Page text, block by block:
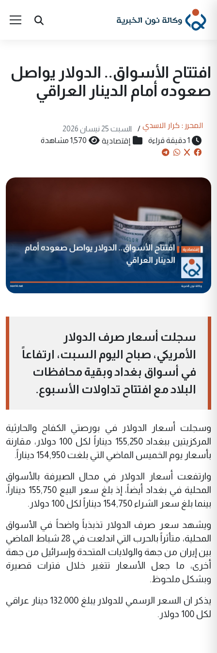
افتتاح الأسواق.. الدولار يواصل
صعوده أمام الدينار العراقي
المحرر : كرار الاسدي /
السبت 25 نيسان 2026
1 دقيقة قراءة
إقتصادية 1,570 مشاهدة
سجلت أسعار صرف الدولار
الأمريكي، صباح اليوم السبت، ارتفاعاً
في أسواق بغداد وبقية محافظات
البلاد مع افتتاح تداولات الأسبوع.
وسجلت أسعار الدولار في بورصتي الكفاح والحارثية
المركزيتين ببغداد 155,250 ديناراً لكل 100 دولار، مقارنة
بأسعار يوم الخميس الماضي التي بلغت 154,950 ديناراً.
وارتفعت أسعار الدولار في محال الصيرفة بالأسواق
المحلية في بغداد أيضاً، إذ بلغ سعر البيع 155,750 ديناراً،
بينما بلغ سعر الشراء 154,750 ديناراً لكل 100 دولار.
ويشهد سعر صرف الدولار تذبذباً واضحاً في الأسواق
المحلية، متأثراً بالحرب التي اندلعت في 28 شباط الماضي
بين إيران من جهة والولايات المتحدة وإسرائيل من جهة
أخرى، ما جعل الأسعار تتغير خلال فترات قصيرة
وبشكل ملحوظ.
يذكر ان السعر الرسمي للدولار يبلغ 132.000 دينار عراقي
لكل 100 دولار.